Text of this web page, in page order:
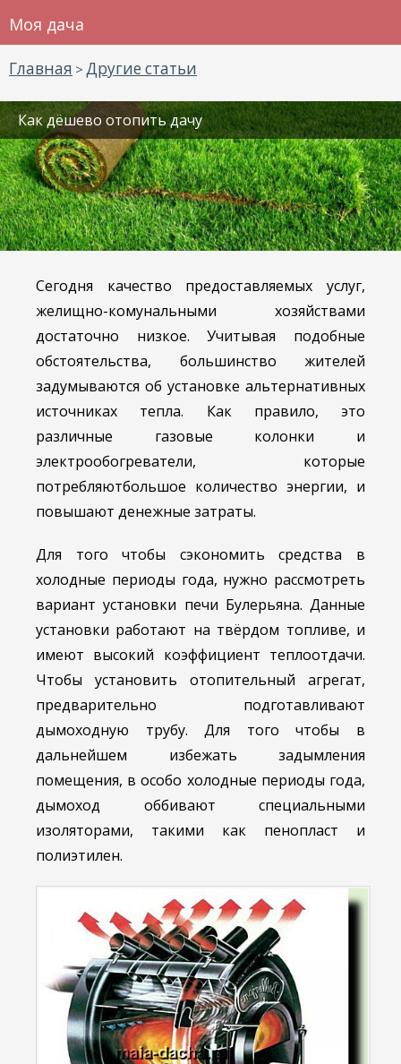
Моя дача
Главная > Другие статьи
Как дёшево отопить дачу
Сегодня качество предоставляемых услуг,
желищно-комунальными хозяйствами
достаточно низкое. Учитывая подобные
обстоятельства, большинство жителей
задумываются об установке альтернативных
источниках тепла. Как правило, это
различные газовые колонки и
электрообогреватели, которые
потребляютбольшое количество энергии, и
повышают денежные затраты.
Для того чтобы сэкономить средства в
холодные периоды года, нужно рассмотреть
вариант установки печи Булерьяна. Данные
установки работают на твёрдом топливе, и
имеют высокий коэффициент теплоотдачи.
Чтобы установить отопительный агрегат,
предварительно подготавливают
дымоходную трубу. Для того чтобы в
дальнейшем избежать задымления
помещения, в особо холодные периоды года,
дымоход оббивают специальными
изоляторами, такими как пенопласт и
полиэтилен.